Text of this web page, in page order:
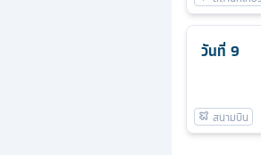
วันที่ 9